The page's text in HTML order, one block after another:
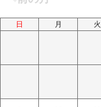
日 月 火